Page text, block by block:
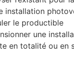
installation
le productible
une
en totalité ou en